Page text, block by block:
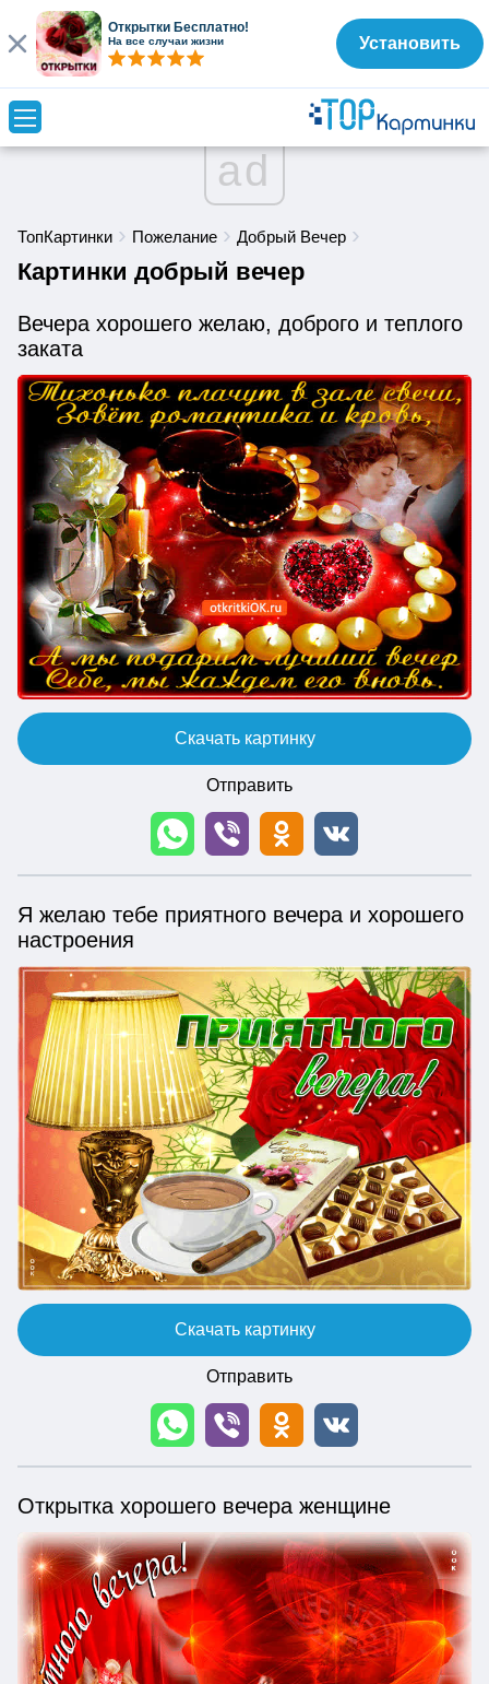
ad
ТопКартинки Пожелание Добрый Вечер
Картинки добрый вечер
Вечера хорошего желаю, доброго и теплого
заката
Скачать картинку
Отправить
Я желаю тебе приятного вечера и хорошего
настроения
Скачать картинку
Отправить
Открытка хорошего вечера женщине
Открытки Бесплатно!
На все случаи жизни Установить